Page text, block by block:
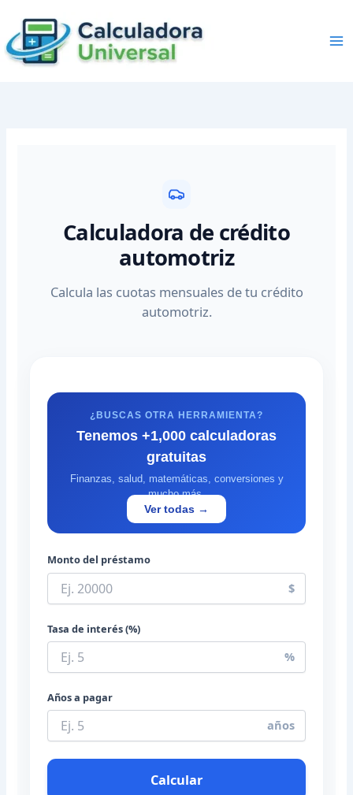
content
Calculadora de crédito
automotriz
Calcula las cuotas mensuales de tu crédito
automotriz.
¿BUSCAS OTRA HERRAMIENTA?
Tenemos +1,000 calculadoras
gratuitas
Finanzas, salud, matemáticas, conversiones y
mucho más.
Ver todas →
Monto del préstamo
$
Tasa de interés (%)
%
Años a pagar
años
Calcular